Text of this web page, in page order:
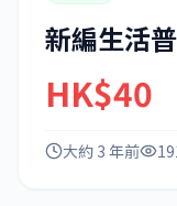
新編生活
HK$40
大約 3 年前